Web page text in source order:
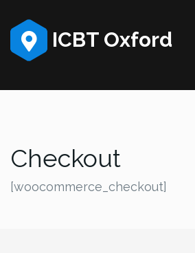
ICBT Oxford
Checkout
[woocommerce_checkout]